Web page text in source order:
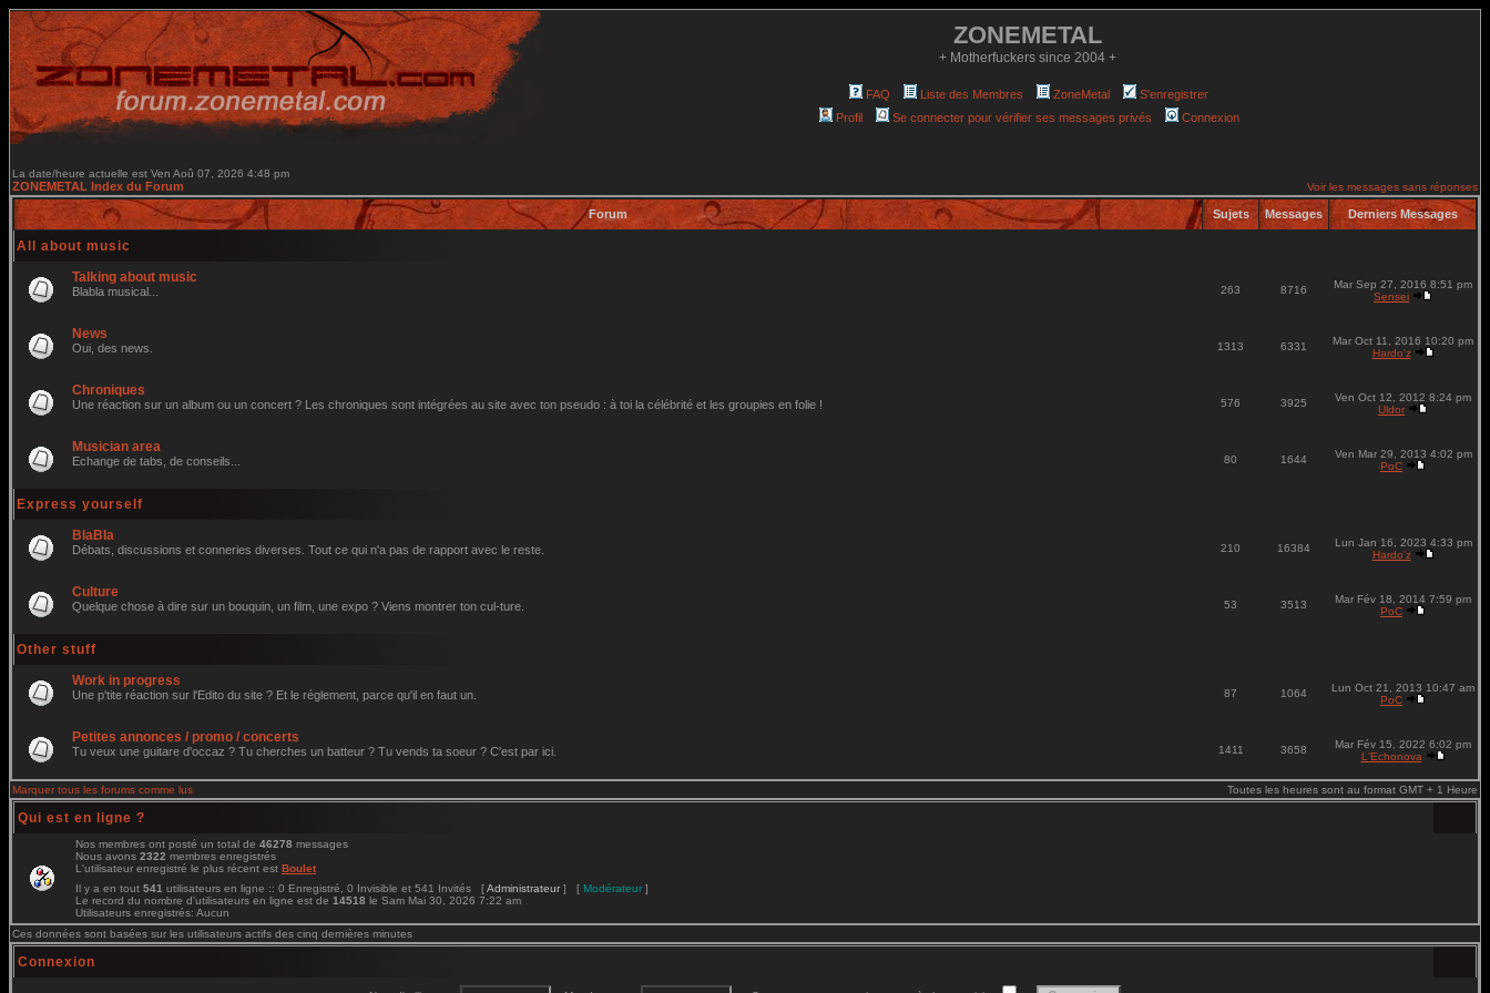
ZONEMETAL
+ Motherfuckers since 2004 +
FAQ Liste des Membres ZoneMetal
S'enregistrer
Profil
Se connecter pour vérifier ses messages privés Connexion
La date/heure actuelle est Ven Aoû 07, 2026 4:48 pm
ZONEMETAL Index du Forum Voir les messages sans réponses
Forum Sujets Messages Derniers Messages
All about music
Talking about music
Blabla musical... 263 8716
Mar Sep 27, 2016 8:51 pm
Sensei
News
Oui, des news. 1313 6331
Mar Oct 11, 2016 10:20 pm
Hardo'z
Chroniques
Une réaction sur un album ou un concert ? Les chroniques sont intégrées au site avec ton pseudo : à toi la célébrité et les groupies en folie ! 576 3925
Ven Oct 12, 2012 8:24 pm
Uldor
Musician area
Echange de tabs, de conseils... 80 1644
Ven Mar 29, 2013 4:02 pm
PoC
Express yourself
BlaBla
Débats, discussions et conneries diverses. Tout ce qui n'a pas de rapport avec le reste. 210 16384
Lun Jan 16, 2023 4:33 pm
Hardo'z
Culture
Quelque chose à dire sur un bouquin, un film, une expo ? Viens montrer ton cul-ture. 53 3513
Mar Fév 18, 2014 7:59 pm
PoC
Other stuff
Work in progress
Une p'tite réaction sur l'Edito du site ? Et le réglement, parce qu'il en faut un. 87 1064
Lun Oct 21, 2013 10:47 am
PoC
Petites annonces / promo / concerts
Tu veux une guitare d'occaz ? Tu cherches un batteur ? Tu vends ta soeur ? C'est par ici. 1411 3658
Mar Fév 15, 2022 6:02 pm
L'Echonova
Marquer tous les forums comme lus Toutes les heures sont au format GMT + 1 Heure
Qui est en ligne ?
Nos membres ont posté un total de 46278 messages
Nous avons 2322 membres enregistrés
L'utilisateur enregistré le plus récent est Boulet
Il y a en tout 541 utilisateurs en ligne :: 0 Enregistré, 0 Invisible et 541 Invités [Administrateur ] [ Modérateur ]
Le record du nombre d'utilisateurs en ligne est de 14518 le Sam Mai 30, 2026 7:22 am
Utilisateurs enregistrés: Aucun
Ces données sont basées sur les utilisateurs actifs des cinq dernières minutes
Connexion